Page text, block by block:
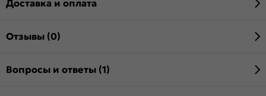
Доставка и оплата
Отзывы (0)
Вопросы и ответы (1)